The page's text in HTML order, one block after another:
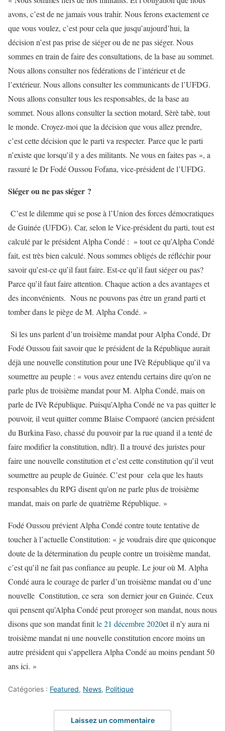
avons, c’est de ne jamais vous trahir. Nous ferons exactement ce
que vous voulez, c’est pour cela que jusqu’aujourd’hui, la
décision n’est pas prise de siéger ou de ne pas siéger. Nous
sommes en train de faire des consultations, de la base au sommet.
Nous allons consulter nos fédérations de l’intérieur et de
l’extérieur. Nous allons consulter les communicants de l’UFDG.
Nous allons consulter tous les responsables, de la base au
sommet. Nous allons consulter la section motard, Sèrè tabè, tout
le monde. Croyez-moi que la décision que vous allez prendre,
c’est cette décision que le parti va respecter. Parce que le parti
n’existe que lorsqu’il y a des militants. Ne vous en faites pas », a
rassuré le Dr Fodé Oussou Fofana, vice-président de l’UFDG.
Siéger ou ne pas siéger ?
C’est le dilemme qui se pose à l’Union des forces démocratiques
de Guinée (UFDG). Car, selon le Vice-président du parti, tout est
calculé par le président Alpha Condé : » tout ce qu’Alpha Condé
fait, est très bien calculé. Nous sommes obligés de réfléchir pour
savoir qu’est-ce qu’il faut faire. Est-ce qu’il faut siéger ou pas?
Parce qu’il faut faire attention. Chaque action a des avantages et
des inconvénients. Nous ne pouvons pas être un grand parti et
tomber dans le piège de M. Alpha Condé. »
Si les uns parlent d’un troisième mandat pour Alpha Condé, Dr
Fodé Oussou fait savoir que le président de la République aurait
déjà une nouvelle constitution pour une IVè République qu’il va
soumettre au peuple : « vous avez entendu certains dire qu’on ne
parle plus de troisième mandat pour M. Alpha Condé, mais on
parle de IVè République. Puisqu’Alpha Condé ne va pas quitter le
pouvoir, il veut quitter comme Blaise Compaoré (ancien président
du Burkina Faso, chassé du pouvoir par la rue quand il a tenté de
faire modifier la constitution, ndlr). Il a trouvé des juristes pour
faire une nouvelle constitution et c’est cette constitution qu’il veut
soumettre au peuple de Guinée. C’est pour cela que les hauts
responsables du RPG disent qu’on ne parle plus de troisième
mandat, mais on parle de quatrième République. »
Fodé Oussou prévient Alpha Condé contre toute tentative de
toucher à l’actuelle Constitution: « je voudrais dire que quiconque
doute de la détermination du peuple contre un troisième mandat,
c’est qu’il ne fait pas confiance au peuple. Le jour où M. Alpha
Condé aura le courage de parler d’un troisième mandat ou d’une
nouvelle Constitution, ce sera son dernier jour en Guinée. Ceux
qui pensent qu’Alpha Condé peut proroger son mandat, nous nous
disons que son mandat finitle 21 décembre 2020et il n’y aura ni
troisième mandat ni une nouvelle constitution encore moins un
autre président qui s’appellera Alpha Condé au moins pendant 50
ans ici. »
Catégories : Featured, News, Politique
Laissez un commentaire